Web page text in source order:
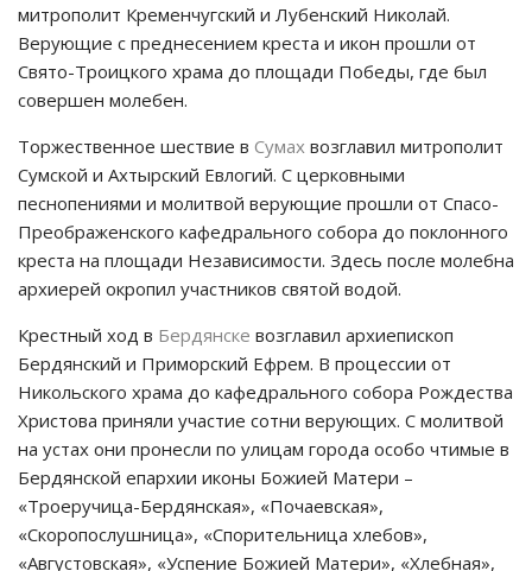
митрополит Кременчугский и Лубенский Николай.
Верующие с преднесением креста и икон прошли от
Свято-Троицкого храма до площади Победы, где был
совершен молебен.
Торжественное шествие в Сумах возглавил митрополит
Сумской и Ахтырский Евлогий. С церковными
песнопениями и молитвой верующие прошли от Спасо-
Преображенского кафедрального собора до поклонного
креста на площади Независимости. Здесь после молебна
архиерей окропил участников святой водой.
Крестный ход в Бердянске возглавил архиепископ
Бердянский и Приморский Ефрем. В процессии от
Никольского храма до кафедрального собора Рождества
Христова приняли участие сотни верующих. С молитвой
на устах они пронесли по улицам города особо чтимые в
Бердянской епархии иконы Божией Матери –
«Троеручица-Бердянская», «Почаевская»,
«Скоропослушница», «Спорительница хлебов»,
«Августовская», «Успение Божией Матери», «Хлебная»,